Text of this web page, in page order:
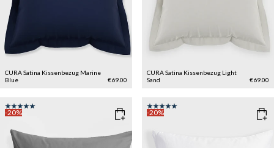
CURA Satina Kissenbezug Marine
Blue
€69.00
CURA Satina Kissenbezug Light
Sand
€69.00
-20% -20%